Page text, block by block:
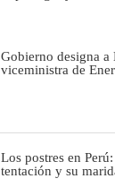
Gobierno designa a
viceministra de
Los postres en
tentación y su